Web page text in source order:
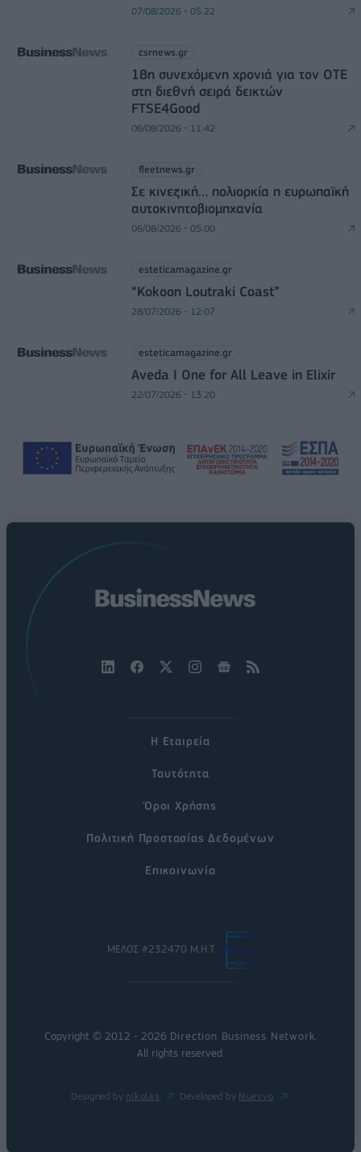
07/08/2026 - 05:22
csrnews.gr
18η συνεχόμενη χρονιά για τον ΟΤΕ
στη διεθνή σειρά δεικτών
FTSE4Good
06/08/2026 - 11:42
fleetnews.gr
Σε κινεζική… πολιορκία η ευρωπαϊκή
αυτοκινητοβιομηχανία
06/08/2026 - 05:00
esteticamagazine.gr
“Kokoon Loutraki Coast”
28/07/2026 - 12:07
esteticamagazine.gr
Aveda I One for All Leave in Elixir
22/07/2026 - 13:20
Η Εταιρεία
Ταυτότητα
Όροι Χρήσης
Πολιτική Προστασίας Δεδομένων
Επικοινωνία
ΜΕΛΟΣ #232470 Μ.Η.Τ.
Copyright © 2012 - 2026 Direction Business Network
All rights reserved.
Designed by nikolas Developed by Nuevvo